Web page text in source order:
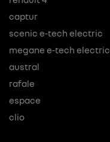
captur
scenic e-tech electric
megane e-tech electric
austral
rafale
espace
clio